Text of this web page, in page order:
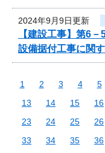
2024年9月9日更新
【建設工事】第6
設備据付工事に関
1 2 3 4 5
13
14 15 16
23
24 25 26
33
34 35 36